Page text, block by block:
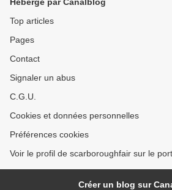
Top articles
Pages
Contact
Signaler un abus
C.G.U.
Cookies et données personnelles
Préférences cookies
Voir le profil de scarboroughfair sur le
Créer un blog sur